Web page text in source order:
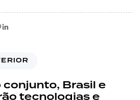
Brasil e
tecnologias e